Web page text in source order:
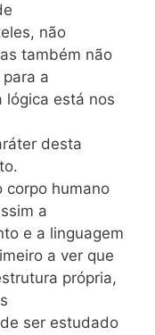
não
também não
a
está nos
desta
corpo humano
a
e a linguagem
a ver que
própria,
ser estudado